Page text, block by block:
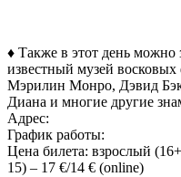
♦ Также в этот день можно
известный музей
Мэрилин Монро, Дэвид
Диана и многие другие
Адрес:
График работы:
Цена билета: взрослый
15) – 17 €/14 € (online)